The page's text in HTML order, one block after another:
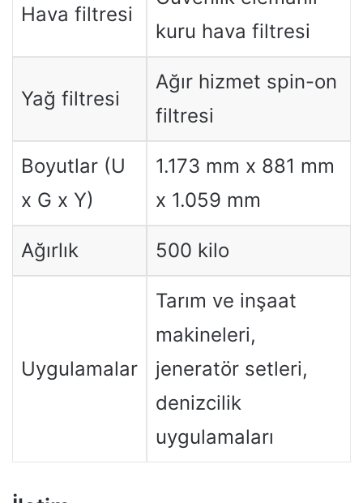
Hava filtresi
kuru hava filtresi
Yağ filtresi
Ağır hizmet spin-on
filtresi
Boyutlar (U
x G x Y)
1.173 mm x 881 mm
x 1.059 mm
Ağırlık 500 kilo
Uygulamalar
Tarım ve inşaat
makineleri,
jeneratör setleri,
denizcilik
uygulamaları